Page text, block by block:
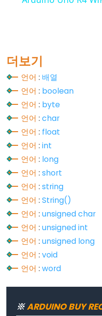
(include)
;
(세
미
콜
론)
//
(한
줄
주
석)
Data
Types
boolean
더보기
언어 : 배열
언어 : boolean
언어 : byte
언어 :char
언어 : float
언어 :int
언어 : long
언어 :short
언어 :string
언어 :String()
언어 :unsigned char
언어 :unsigned int
언어 :unsigned long
언어 :void
언어 :word
※ARDUINO BUY